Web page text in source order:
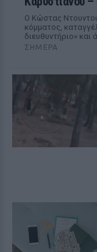
Ο Κώστας
κόμματος,
διευθυντήριο»
ΣΉΜΕΡΑ